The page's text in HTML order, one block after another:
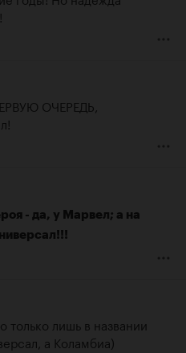
ОЧЕРЕДЬ,
- да, у Марвел; а на
лишь в названии
а Коламбиа)